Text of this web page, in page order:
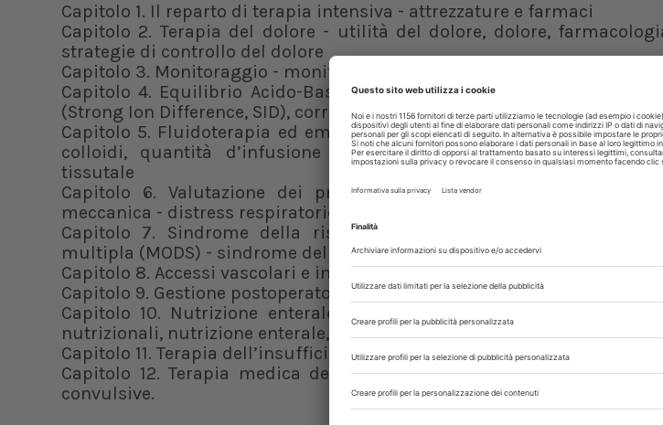
Capitolo 1. Il reparto di terapia intensiva - attrezzature e farmaci
Capitolo 2. Terapia del dolore - utilità del dolore, dolore,
strategie di controllo del dolore
Capitolo 3. Monitoraggio - monitoraggio clinico, monitoraggio
Capitolo 4. Equilibrio Acido-Base - prelievo ematico, emogasanalisi
(Strong Ion Difference, SID), correzione dei disturbi Acido-Base
Capitolo 5. Fluidoterapia ed emotrasfusioni - dinamica dei
colloidi, quantità d’infusione giornaliera dei cristalloidi, velocità
tissutale
Capitolo 6. Valutazione dei problemi respiratori, ossigeno-terapia
meccanica - distress respiratorio
Capitolo 7. Sindrome della risposta infiammatoria sistemica
multipla (MODS) - sindrome della risposta infiammatoria sistemica
Capitolo 8. Accessi vascolari e intraossei
Capitolo 9. Gestione postoperatoria
Capitolo 10. Nutrizione enterale e parenterale - nutrizione enterale
nutrizionali, nutrizione enterale, nutrizione parenterale
Capitolo 11. Terapia dell’insufficienza renale - insufficienza renale
Capitolo 12. Terapia medica del trauma cranico e delle crisi
convulsive.